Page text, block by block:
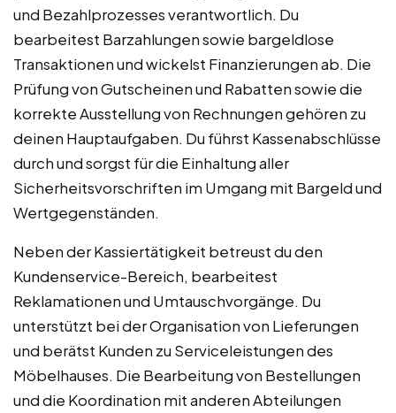
und Bezahlprozesses verantwortlich. Du
bearbeitest Barzahlungen sowie bargeldlose
Transaktionen und wickelst Finanzierungen ab. Die
Prüfung von Gutscheinen und Rabatten sowie die
korrekte Ausstellung von Rechnungen gehören zu
deinen Hauptaufgaben. Du führst Kassenabschlüsse
durch und sorgst für die Einhaltung aller
Sicherheitsvorschriften im Umgang mit Bargeld und
Wertgegenständen.
Neben der Kassiertätigkeit betreust du den
Kundenservice-Bereich, bearbeitest
Reklamationen und Umtauschvorgänge. Du
unterstützt bei der Organisation von Lieferungen
und berätst Kunden zu Serviceleistungen des
Möbelhauses. Die Bearbeitung von Bestellungen
und die Koordination mit anderen Abteilungen